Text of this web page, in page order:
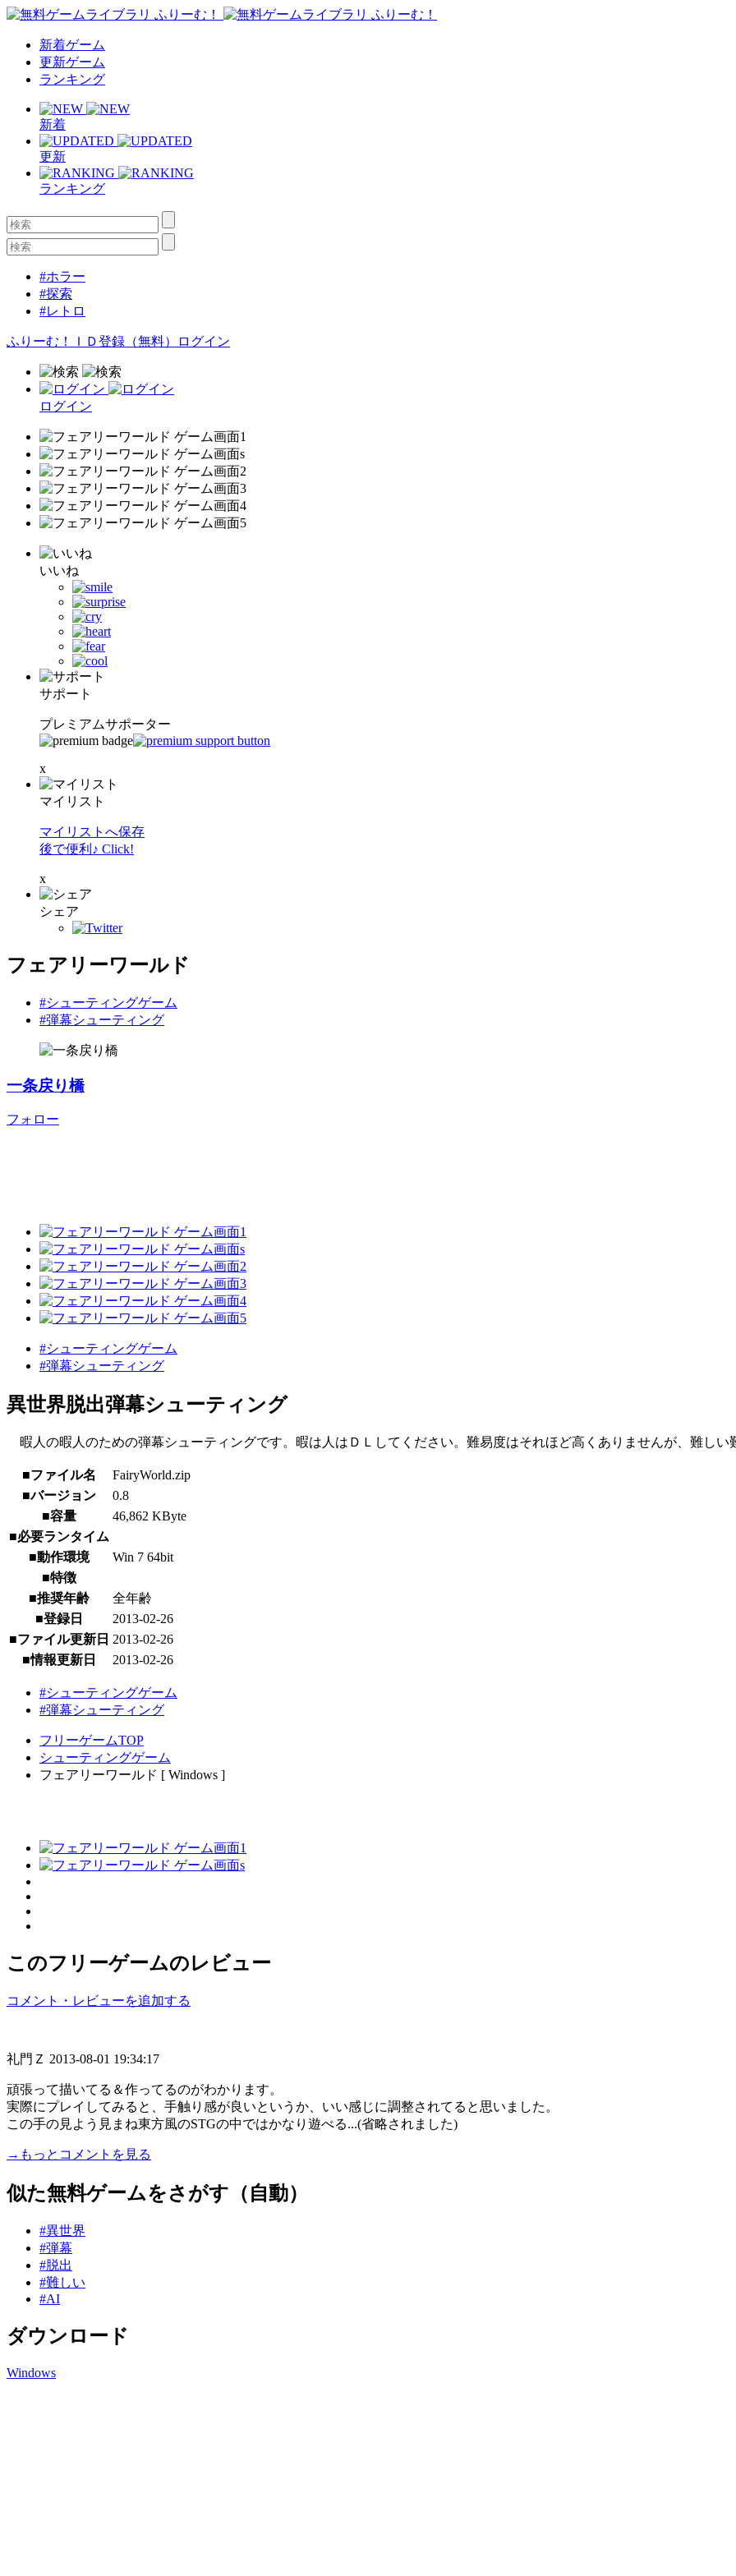
新着ゲーム
更新ゲーム
ランキング
新着
更新
ランキング
#ホラー
#探索
#レトロ
ふりーむ！ＩＤ登録（無料） ログイン
ログイン
いいね
サポート
プレミアムサポーター
x
マイリスト
マイリストへ保存
後で便利♪ Click!
x
シェア
フェアリーワールド
#シューティングゲーム
#弾幕シューティング
一条戻り橋
フォロー
#シューティングゲーム
#弾幕シューティング
異世界脱出弾幕シューティング
暇人の暇人のための弾幕シューティングです。暇は人はＤＬしてください。難易度はそれほど高くありませんが、難しい
■ファイル名
FairyWorld.zip
■バージョン
0.8
■容量
46,862 KByte
■必要ランタイム
■動作環境
Win 7 64bit
■特徴
■推奨年齢
全年齢
■登録日
2013-02-26
■ファイル更新日 2013-02-26
■情報更新日
2013-02-26
#シューティングゲーム
#弾幕シューティング
フリーゲームTOP
シューティングゲーム
フェアリーワールド [ Windows ]
このフリーゲームのレビュー
コメント・レビューを追加する
礼門Ｚ 2013-08-01 19:34:17
頑張って描いてる＆作ってるのがわかります。
実際にプレイしてみると、手触り感が良いというか、いい感じに調整されてると思いました。
この手の見よう見まね東方風のSTGの中ではかなり遊べる...(省略されました)
→もっとコメントを見る
似た無料ゲームをさがす（自動）
#異世界
#弾幕
#脱出
#難しい
#AI
ダウンロード
Windows